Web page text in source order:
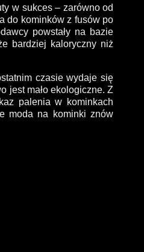
w sukces – zarówno od
do kominków z fusów po
powstały na bazie
bardziej kaloryczny niż
czasie wydaje się
jest mało ekologiczne. Z
palenia w kominkach
moda na kominki znów